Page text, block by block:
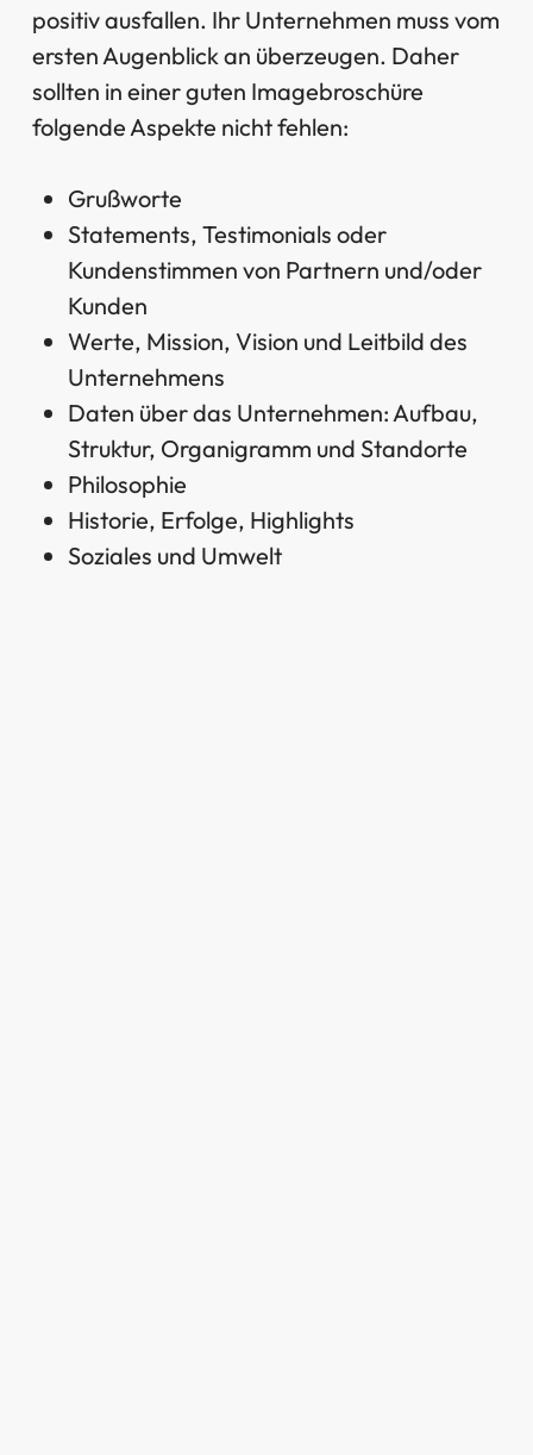
positiv ausfallen. Ihr Unternehmen muss vom
ersten Augenblick an überzeugen. Daher
sollten in einer guten Imagebroschüre
folgende Aspekte nicht fehlen:
Grußworte
Statements, Testimonials oder
Kundenstimmen von Partnern und/oder
Kunden
Werte, Mission, Vision und Leitbild des
Unternehmens
Daten über das Unternehmen: Aufbau,
Struktur, Organigramm und Standorte
Philosophie
Historie, Erfolge, Highlights
Soziales und Umwelt